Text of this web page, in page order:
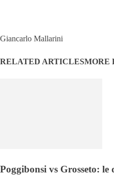
Giancarlo Mallarini
RELATED ARTICLESMORE
Poggibonsi vs Grosseto: